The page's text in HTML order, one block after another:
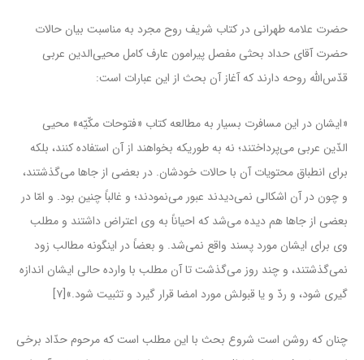
حضرت علامه طهرانی در کتاب شریف روح مجرد به مناسبت بیان حالات
حضرت آقای حداد بحثی مفصل پیرامون عارف کامل محیی‌الدین عربی
قدّس‌الله روحه دارند که آغاز آن بحث از این عبارات است:
«ایشان در این مسافرت بسیار به مطالعه کتاب «فتوحات مکّیّه» محیى
الدّین عربى مى‌پرداختند؛ نه به طوریکه بخواهند از آن استفاده کنند، بلکه
براى انطباق محتویات آن با حالات خودشان. در بعضى از جاها می‌گذشتند،
و چون در آن اشکالى نمی‌دیدند عبور مى‌نمودند؛ و غالباً چنین بود. و امّا در
بعضى از جاها هم دیده مى‌شد که احیاناً به وى اعتراض داشتند و مطلب
وى براى ایشان مورد پسند واقع نمى‌شد. و بعضاً در اینگونه مطالب زود
نمى‌گذشتند، و چند روز می‌گذشت تا آن مطلب با وارده حالى ایشان اندازه
گیرى شود، و ردّ و یا قبولش مورد امضا قرار گیرد و تثبیت شود.»[۷]
چنان که روشن است شروع بحث با این مطلب است که مرحوم حدّاد برخی